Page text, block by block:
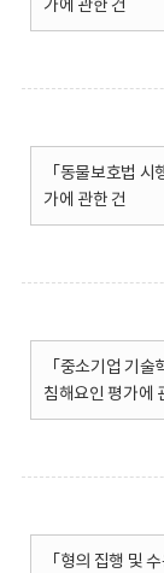
가에 관한 건
「동물보호법
가에 관한 건
「중소기업 기
침해요인 평가에
「형의 집행 및